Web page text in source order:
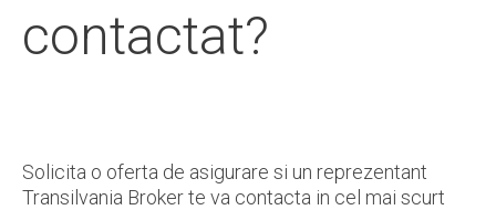
contactat?
Solicita o oferta de asigurare si un reprezentant
Transilvania Broker te va contacta in cel mai scurt